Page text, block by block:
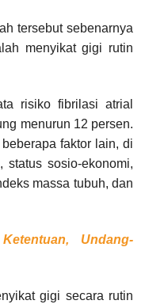
tersebut sebenarnya
menyikat gigi rutin
risiko fibrilasi atrial
menurun 12 persen.
faktor lain, di
sosio-ekonomi,
massa tubuh, dan
Undang-
gigi secara rutin